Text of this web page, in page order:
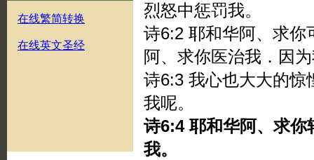
在线繁简转换
在线英文圣经
烈怒中惩罚我。
诗6:2 耶和华阿、求你
阿、求你医治我．因
诗6:3 我心也大大的惊
我呢。
诗6:4 耶和华阿、求你
我。